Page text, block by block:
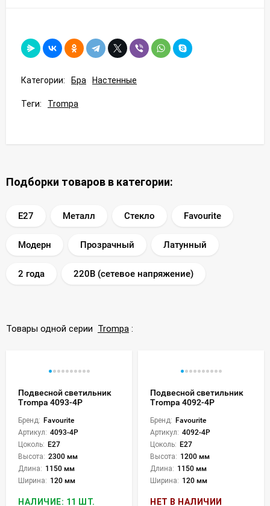
Категории: Бра Настенные
Теги: Trompa
Подборки товаров в категории:
E27 Металл Стекло Favourite
Модерн Прозрачный Латунный
2 года 220В (сетевое напряжение)
Товары одной серии Trompa :
Подвесной светильник
Trompa 4093-4P
Бренд: Favourite
Артикул: 4093-4P
Цоколь: E27
Высота: 2300 мм
Длина: 1150 мм
Ширина: 120 мм
НАЛИЧИЕ: 11 ШТ.
Подвесной светильник
Trompa 4092-4P
Бренд: Favourite
Артикул: 4092-4P
Цоколь: E27
Высота: 1200 мм
Длина: 1150 мм
Ширина: 120 мм
НЕТ В НАЛИЧИИ